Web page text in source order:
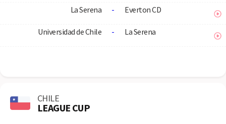
La Serena - Everton CD
Universidad de Chile - La Serena
CHILE
LEAGUE CUP